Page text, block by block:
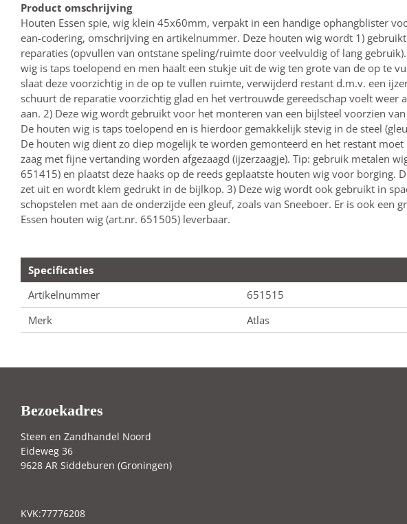
Product omschrijving
Houten Essen spie, wig klein 45x60mm, verpakt in een handige ophangblister
ean-codering, omschrijving en artikelnummer. Deze houten wig wordt 1)
reparaties (opvullen van ontstane speling/ruimte door veelvuldig of lang
wig is taps toelopend en men haalt een stukje uit de wig ten grote van de op te
slaat deze voorzichtig in de op te vullen ruimte, verwijderd restant d.m.v. een
schuurt de reparatie voorzichtig glad en het vertrouwde gereedschap voelt weer
aan. 2) Deze wig wordt gebruikt voor het monteren van een bijlsteel voorzien
De houten wig is taps toelopend en is hierdoor gemakkelijk stevig in de steel
De houten wig dient zo diep mogelijk te worden gemonteerd en het restant moet
zaag met fijne vertanding worden afgezaagd (ijzerzaagje). Tip: gebruik metalen
651415) en plaatst deze haaks op de reeds geplaatste houten wig voor borging.
zet uit en wordt klem gedrukt in de bijlkop. 3) Deze wig wordt ook gebruikt in
schopstelen met aan de onderzijde een gleuf, zoals van Sneeboer. Er is ook een
Essen houten wig (art.nr. 651505) leverbaar.
Specificaties
Artikelnummer
651515
Merk
Atlas
Bezoekadres
Steen en Zandhandel Noord
Eideweg 36
9628 AR Siddeburen (Groningen)
KVK:77776208